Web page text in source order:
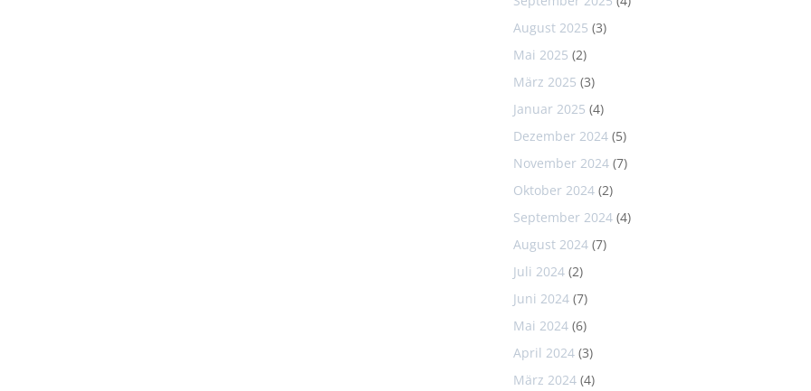
August 2025 (3)
Mai 2025 (2)
März 2025 (3)
Januar 2025 (4)
Dezember 2024 (5)
November 2024 (7)
Oktober 2024 (2)
September 2024 (4)
August 2024 (7)
Juli 2024 (2)
Juni 2024 (7)
Mai 2024 (6)
April 2024 (3)
März 2024 (4)